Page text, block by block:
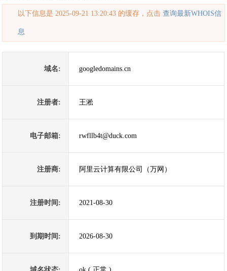
以下信息是 2025-09-21 13:20:43 的缓存，点击查询最新WHOIS信
息
域名: googledomains.cn
注册者: 王淞
电子邮箱: rwfllb4t@duck.com
注册商: 阿里云计算有限公司（万网）
注册时间: 2021-08-30
到期时间: 2026-08-30